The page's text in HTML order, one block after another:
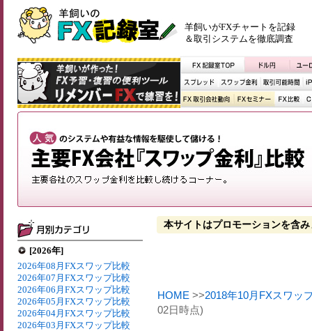
羊飼いがFXチャートを記録
＆取引システムを徹底調査
[2026年]
2026年08月FXスワップ比較
2026年07月FXスワップ比較
2026年06月FXスワップ比較
2026年05月FXスワップ比較
2026年04月FXスワップ比較
2026年03月FXスワップ比較
本サイトはプロモーションを含み
HOME >>2018年10月FXスワッ
02日時点)